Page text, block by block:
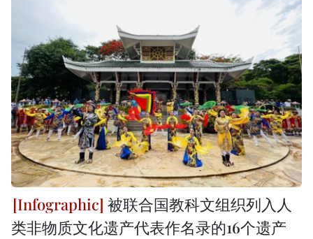
被联合国教科文组织列入人
类非物质文化遗产代表作名录的16个遗产